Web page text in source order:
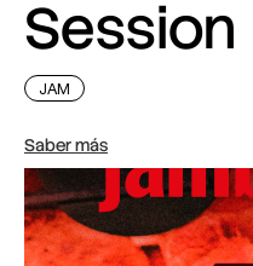
Session
JAM
Saber más